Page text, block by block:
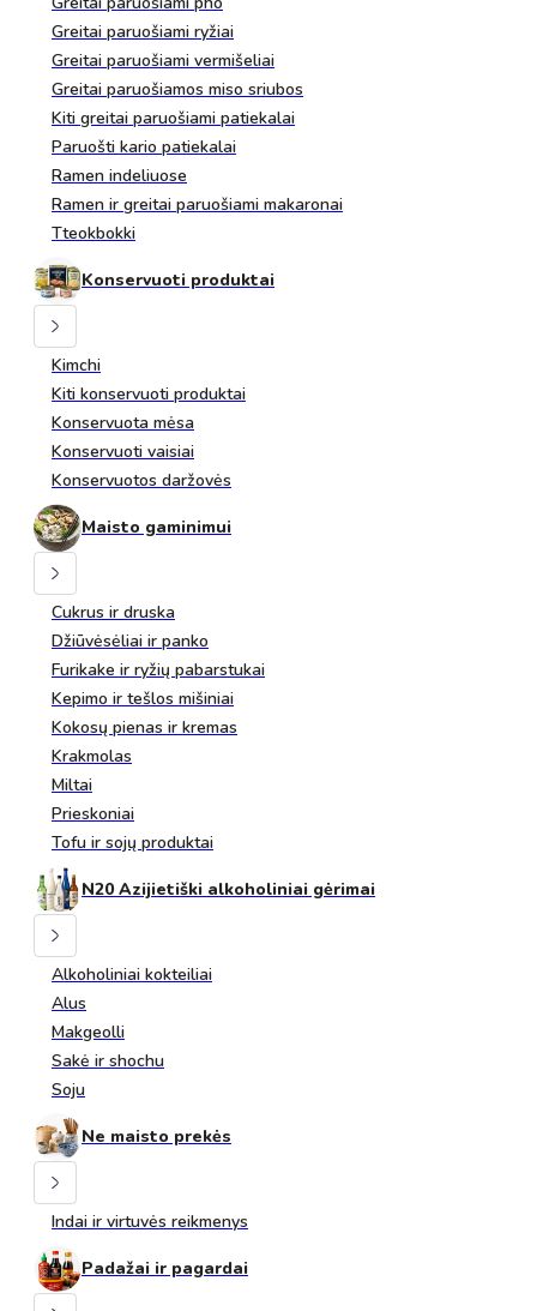
Greitai paruošiami ryžiai
Greitai paruošiami vermišeliai
Greitai paruošiamos miso sriubos
Kiti greitai paruošiami patiekalai
Paruošti kario patiekalai
Ramen indeliuose
Ramen ir greitai paruošiami makaronai
Tteokbokki
Konservuoti produktai
Kimchi
Kiti konservuoti produktai
Konservuota mėsa
Konservuoti vaisiai
Konservuotos daržovės
Maisto gaminimui
Cukrus ir druska
Džiūvėsėliai ir panko
Furikake ir ryžių pabarstukai
Kepimo ir tešlos mišiniai
Kokosų pienas ir kremas
Krakmolas
Miltai
Prieskoniai
Tofu ir sojų produktai
N20 Azijietiški alkoholiniai gėrimai
Alkoholiniai kokteiliai
Alus
Makgeolli
Sakė ir shochu
Soju
Ne maisto prekės
Indai ir virtuvės reikmenys
Padažai ir pagardai